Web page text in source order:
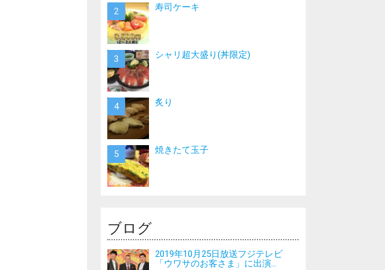
寿司ケーキ
シャリ超大盛り(丼限定)
炙り
焼きたて玉子
ブログ
2019年10月25日放送フジテレビ
「ウワサのお客さま」に出演...